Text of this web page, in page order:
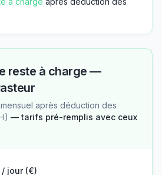
reste à charge —
après déduction des
— tarifs pré-remplis avec ceux
jour (€)